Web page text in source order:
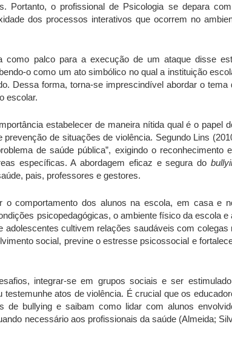
Portanto, o profissional de Psicologia se depara
dos processos interativos que ocorrem no
como palco para a execução de um ataque disse
o como um ato simbólico no qual a instituição
Dessa forma, torna-se imprescindível abordar o tema
escolar.
estabelecer de maneira nítida qual é o papel
de situações de violência. Segundo Lins
de saúde pública”, exigindo o reconhecimento
específicas. A abordagem eficaz e segura do
pais, professores e gestores.
o comportamento dos alunos na escola, em casa e
psicopedagógicas, o ambiente físico da escola e
cultivem relações saudáveis com colegas
social, previne o estresse psicossocial e
integrar-se em grupos sociais e ser
atos de violência. É crucial que os
de bullying e saibam como lidar com alunos
necessário aos profissionais da saúde (Almeida;